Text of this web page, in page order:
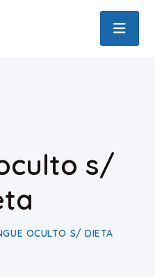
s/
OCULTO S/ DIETA